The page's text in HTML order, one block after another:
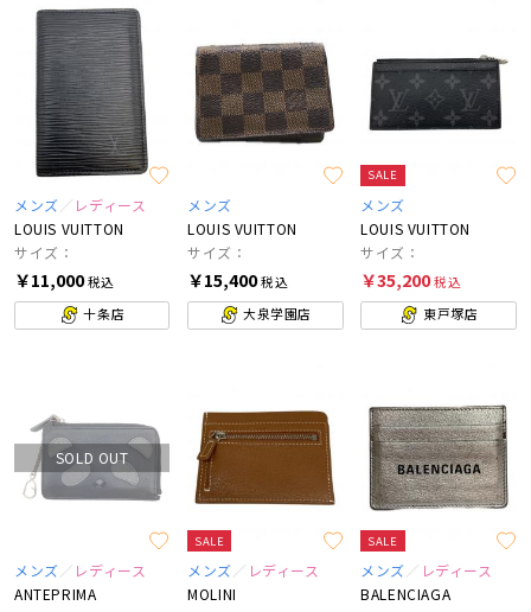
メンズ
レディース
LOUIS VUITTON
サイズ：
￥11,000税込
十条店
メンズ
LOUIS VUITTON
サイズ：
￥15,400税込
大泉学園店
SALE
メンズ
LOUIS VUITTON
サイズ：
￥35,200税込
東戸塚店
SOLD OUT
メンズ
レディース
ANTEPRIMA
SALE
メンズ
レディース
MOLINI
SALE
メンズ
レディース
BALENCIAGA